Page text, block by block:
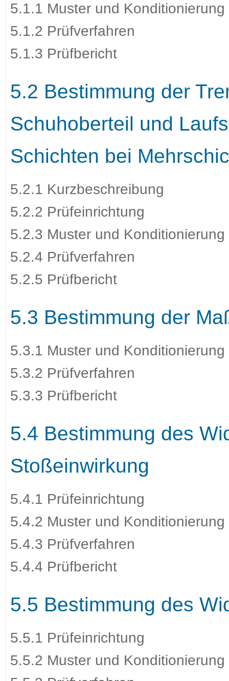
5.1.1 Muster und Konditionierung
5.1.2 Prüfverfahren
5.1.3 Prüfbericht
5.2 Bestimmung der
Schuhoberteil und
Schichten bei
5.2.1 Kurzbeschreibung
5.2.2 Prüfeinrichtung
5.2.3 Muster und Konditionierung
5.2.4 Prüfverfahren
5.2.5 Prüfbericht
5.3 Bestimmung der
5.3.1 Muster und Konditionierung
5.3.2 Prüfverfahren
5.3.3 Prüfbericht
5.4 Bestimmung des
Stoßeinwirkung
5.4.1 Prüfeinrichtung
5.4.2 Muster und Konditionierung
5.4.3 Prüfverfahren
5.4.4 Prüfbericht
5.5 Bestimmung des
5.5.1 Prüfeinrichtung
5.5.2 Muster und Konditionierung